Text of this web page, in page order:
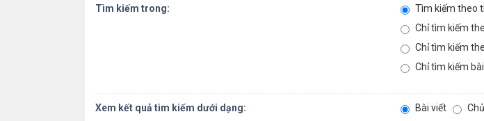
Tìm kiếm trong:
Tìm kiếm theo
Chỉ tìm kiếm
Chỉ tìm kiếm
Chỉ tìm kiếm
Xem kết quả tìm kiếm dưới dạng: Bài viết